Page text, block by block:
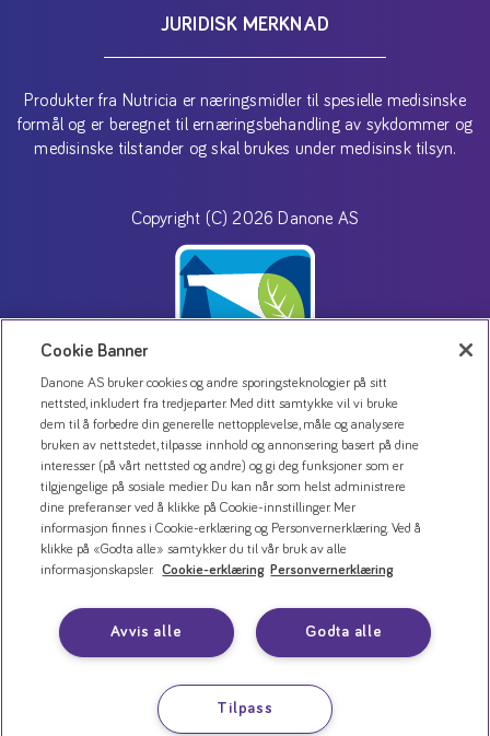
JURIDISK MERKNAD
Produkter fra Nutricia er næringsmidler til spesielle medisinske
formål og er beregnet til ernæringsbehandling av sykdommer og
medisinske tilstander og skal brukes under medisinsk tilsyn.
Copyright (C) 2026 Danone AS
Kontakt oss
Personvernerklæring
Bruk av informasjonskapsler
Åpenhetsloven
Cookie Banner
Danone AS bruker cookies og andre sporingsteknologier på sitt
nettsted, inkludert fra tredjeparter. Med ditt samtykke vil vi bruke
dem til å forbedre din generelle nettopplevelse, måle og analysere
bruken av nettstedet, tilpasse innhold og annonsering basert på dine
interesser (på vårt nettsted og andre) og gi deg funksjoner som er
tilgjengelige på sosiale medier. Du kan når som helst administrere
dine preferanser ved å klikke på Cookie-innstillinger. Mer
informasjon finnes i Cookie-erklæring og Personvernerklæring. Ved å
klikke på «Godta alle» samtykker du til vår bruk av alle
informasjonskapsler.
Cookie-erklæring Personvernerklæring
Godta alle
Avvis alle
Tilpass